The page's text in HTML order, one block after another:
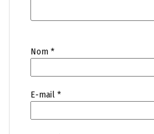
Nom *
E-mail *